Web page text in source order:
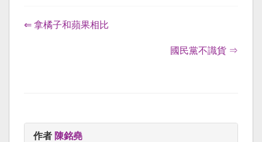
⇐ 拿橘子和蘋果相比
國民黨不識貨 ⇒
作者 陳銘堯